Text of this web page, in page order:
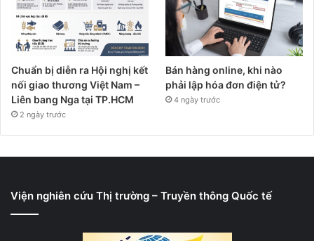
Chuẩn bị diễn ra Hội nghị kết
nối giao thương Việt Nam –
Liên bang Nga tại TP.HCM
2 ngày trước
Bán hàng online, khi nào
phải lập hóa đơn điện tử?
4 ngày trước
Viện nghiên cứu Thị trường – Truyền thông Quốc tế